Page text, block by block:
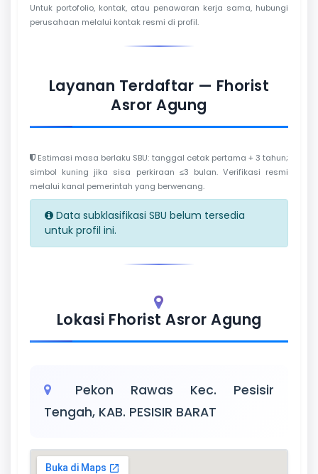
Untuk portofolio, kontak, atau penawaran kerja sama, hubungi
perusahaan melalui kontak resmi di profil.
Layanan Terdaftar — Fhorist
Asror Agung
Estimasi masa berlaku SBU: tanggal cetak pertama + 3 tahun;
simbol kuning jika sisa perkiraan ≤3 bulan. Verifikasi resmi
melalui kanal pemerintah yang berwenang.
Data subklasifikasi SBU belum tersedia
untuk profil ini.
Lokasi Fhorist Asror Agung
Pekon Rawas Kec. Pesisir
Tengah, KAB. PESISIR BARAT